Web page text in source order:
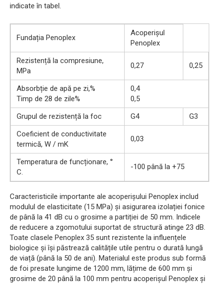
indicate în tabel.
Fundația Penoplex
Acoperișul
Penoplex
Rezistență la compresiune,
MPa
0,27 0,25
Absorbție de apă pe zi,%
Timp de 28 de zile%
0,4
0,5
Grupul de rezistență la foc
G4
G3
Coeficient de conductivitate
termică, W / mK
0,03
Temperatura de funcționare, °
C.
-100 până la +75
Caracteristicile importante ale acoperișului Penoplex includ
modulul de elasticitate (15 MPa) și asigurarea izolației fonice
de până la 41 dB cu o grosime a partiției de 50 mm. Indicele
de reducere a zgomotului suportat de structură atinge 23 dB.
Toate clasele Penoplex 35 sunt rezistente la influențele
biologice și își păstrează calitățile utile pentru o durată lungă
de viață (până la 50 de ani). Materialul este produs sub formă
de foi presate lungime de 1200 mm, lățime de 600 mm și
grosime de 20 până la 100 mm pentru acoperișul Penoplex și